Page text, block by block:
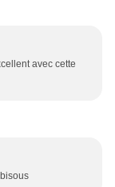
avec cette